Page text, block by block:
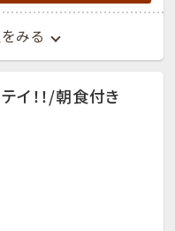
みる
イ！！/朝食付き